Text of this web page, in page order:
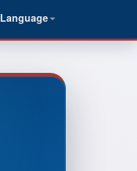
Language